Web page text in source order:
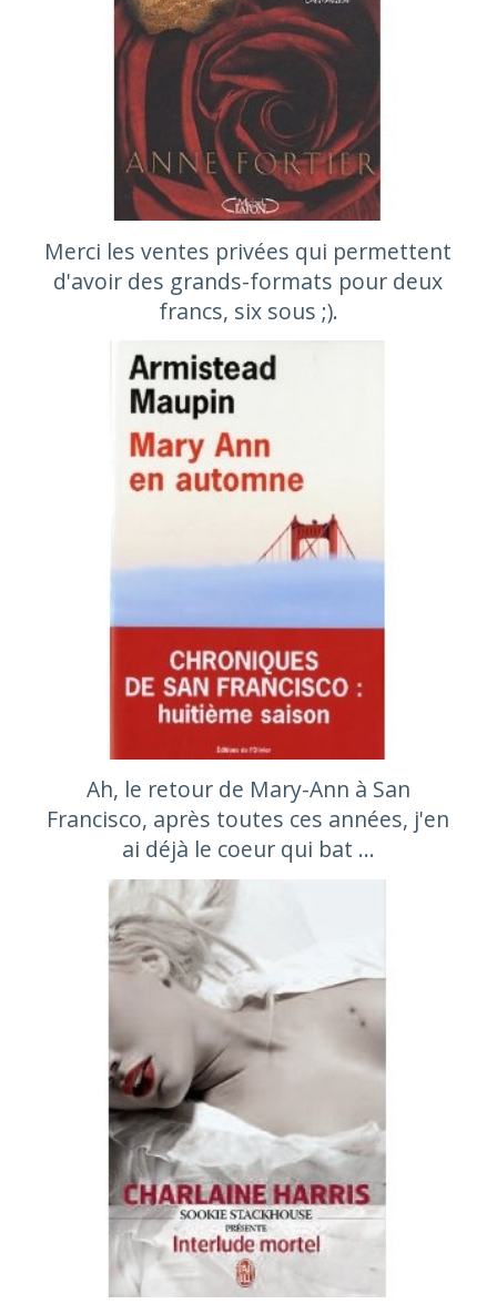
Merci les ventes privées qui permettent
d'avoir des grands-formats pour deux
francs, six sous ;).
Ah, le retour de Mary-Ann à San
Francisco, après toutes ces années, j'en
ai déjà le coeur qui bat ...